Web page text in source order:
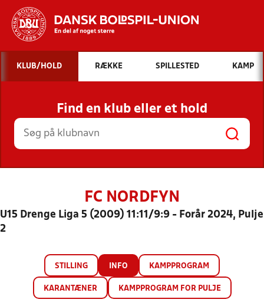
Hvad vil du søge efter?
INDHOLD OG NYHEDER
STILLINGER, RESULTATER, KLUBBER OG
HOLD
KLUB/HOLD RÆKKE SPILLESTED KAMP
Find en klub eller et hold
FC NORDFYN
U15 Drenge Liga 5 (2009) 11:11/9:9 - Forår 2024, Pulje
2
STILLING INFO KAMPPROGRAM
KARANTÆNER KAMPPROGRAM FOR PULJE